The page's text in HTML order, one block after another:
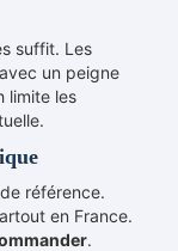
suffit. Les
un peigne
limite les
référence.
en France.
.